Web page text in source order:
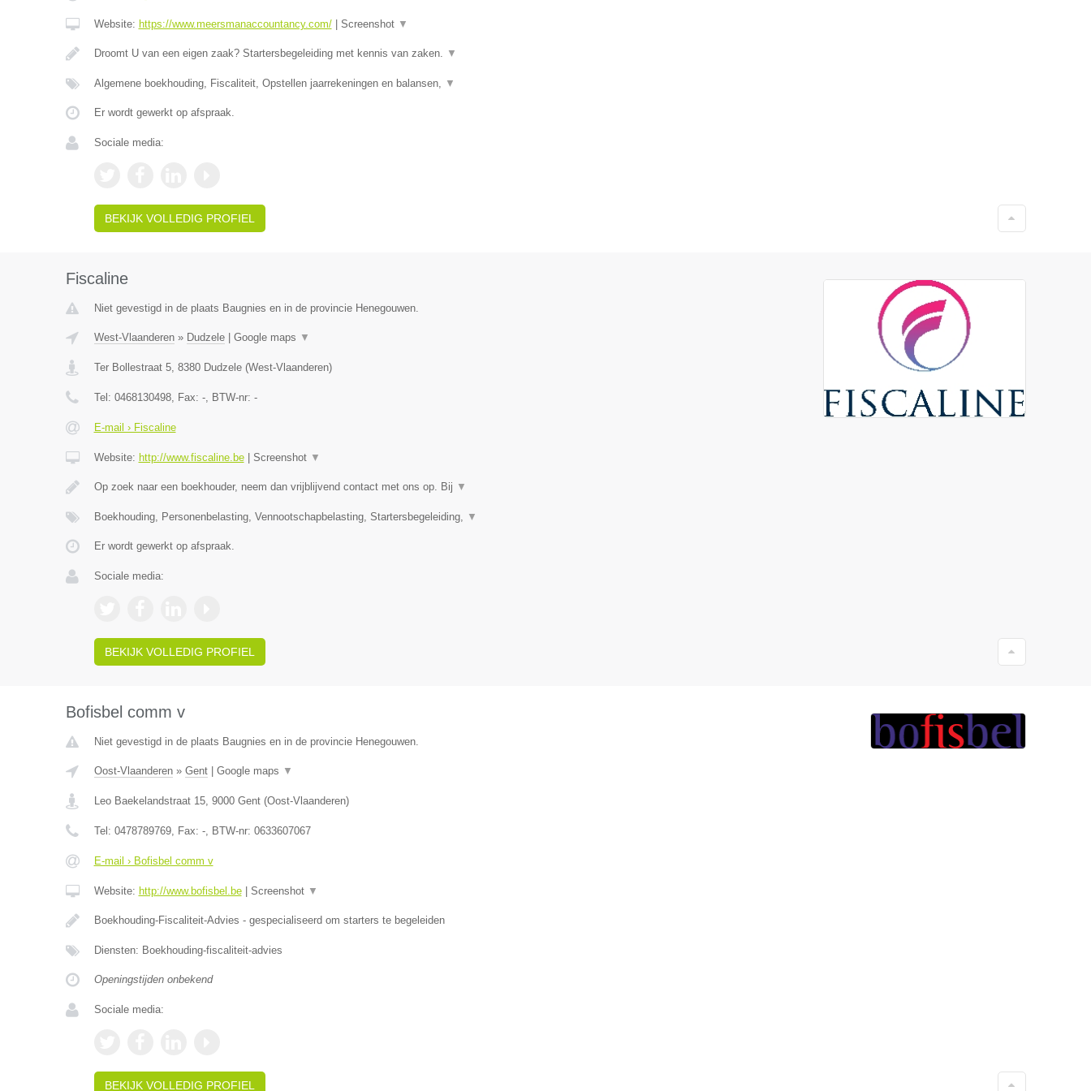
Website: https://www.meersmanaccountancy.com/| Screenshot ▼
Droomt U van een eigen zaak? Startersbegeleiding met kennis van zaken. ▼
Algemene boekhouding, Fiscaliteit, Opstellen jaarrekeningen en balansen, ▼
Er wordt gewerkt op afspraak.
Sociale media:
BEKIJK VOLLEDIG PROFIEL
Fiscaline
Niet gevestigd in de plaats Baugnies en in de provincie Henegouwen.
West-Vlaanderen» Dudzele| Google maps ▼
Ter Bollestraat 5, 8380 Dudzele(West-Vlaanderen)
Tel: 0468130498, Fax: -, BTW-nr: -
E-mail › Fiscaline
Website: http://www.fiscaline.be| Screenshot ▼
Op zoek naar een boekhouder, neem dan vrijblijvend contact met ons op. Bij ▼
Boekhouding, Personenbelasting, Vennootschapbelasting, Startersbegeleiding, ▼
Er wordt gewerkt op afspraak.
Sociale media:
BEKIJK VOLLEDIG PROFIEL
Bofisbel comm v
Niet gevestigd in de plaats Baugnies en in de provincie Henegouwen.
Oost-Vlaanderen» Gent| Google maps ▼
Leo Baekelandstraat 15, 9000 Gent(Oost-Vlaanderen)
Tel: 0478789769, Fax: -, BTW-nr: 0633607067
E-mail › Bofisbel comm v
Website: http://www.bofisbel.be| Screenshot ▼
Boekhouding-Fiscaliteit-Advies - gespecialiseerd om starters te begeleiden
Diensten: Boekhouding-fiscaliteit-advies
Openingstijden onbekend
Sociale media:
BEKIJK VOLLEDIG PROFIEL